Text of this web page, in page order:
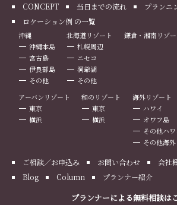
CONCEPT 当日までの流れ
プランニ
ロケーション例 の一覧
沖縄
沖縄本島
宮古島
伊良部島
その他
北海道リゾート
札幌周辺
ニセコ
洞爺湖
その他
鎌倉・湘南リゾー
アーバンリゾート
東京
横浜
和のリゾート
東京
横浜
海外リゾート
ハワイ
オワフ島
その他ハワ
その他海外
ご相談／お申込み お問い合わせ 会社
Blog
Column プランナー紹介
プランナーによる無料相談は